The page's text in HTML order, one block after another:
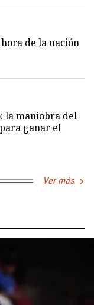
de la nación
la maniobra del
ganar el
Ver más